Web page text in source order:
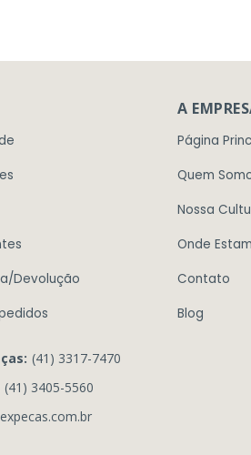
Devolução
(41) 3317-7470
(41) 3405-5560
A
Página
Quem
Nossa
Onde
Contato
Blog